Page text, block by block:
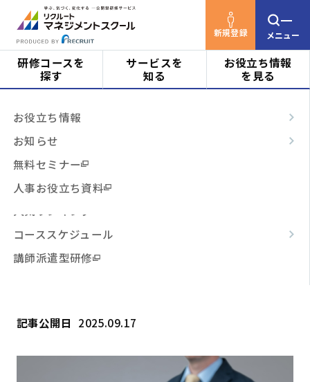
新規登録 メニュー
階層・役割
はじめての方へ
研修コースを
探す
対象者
ビジネススキル
テーマ別
3時間コース
人気ランキング
コーススケジュール
講師派遣型研修
サービスを
知る
はじめての方へ
サービスの特長
ご利用の流れ
よくあるご質問
お役立ち情報
を見る
お役立ち情報
お知らせ
無料セミナー
人事お役立ち資料
リクルートマネジメントスクールTOP
日々の活動を大きな成果につなげるためのタイム・マ
ネジメント4.0研修とは？
“空回り”な多忙感から抜け出し
て、日々の活動を大きな成果に
つなげるためのタイム・マネジ
記事公開日 2025.09.17